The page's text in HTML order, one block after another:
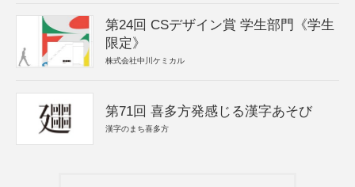
第24回 CSデザイン賞 学生部門《学生
限定》
株式会社中川ケミカル
第71回 喜多方発感じる漢字あそび
漢字のまち喜多方